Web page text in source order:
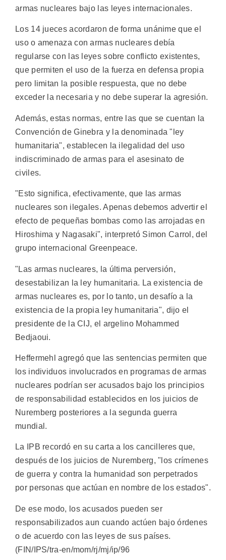
armas nucleares bajo las leyes internacionales.
Los 14 jueces acordaron de forma unánime que el
uso o amenaza con armas nucleares debía
regularse con las leyes sobre conflicto existentes,
que permiten el uso de la fuerza en defensa propia
pero limitan la posible respuesta, que no debe
exceder la necesaria y no debe superar la agresión.
Además, estas normas, entre las que se cuentan la
Convención de Ginebra y la denominada "ley
humanitaria", establecen la ilegalidad del uso
indiscriminado de armas para el asesinato de
civiles.
"Esto significa, efectivamente, que las armas
nucleares son ilegales. Apenas debemos advertir el
efecto de pequeñas bombas como las arrojadas en
Hiroshima y Nagasaki", interpretó Simon Carrol, del
grupo internacional Greenpeace.
"Las armas nucleares, la última perversión,
desestabilizan la ley humanitaria. La existencia de
armas nucleares es, por lo tanto, un desafío a la
existencia de la propia ley humanitaria", dijo el
presidente de la CIJ, el argelino Mohammed
Bedjaoui.
Heffermehl agregó que las sentencias permiten que
los individuos involucrados en programas de armas
nucleares podrían ser acusados bajo los principios
de responsabilidad establecidos en los juicios de
Nuremberg posteriores a la segunda guerra
mundial.
La IPB recordó en su carta a los cancilleres que,
después de los juicios de Nuremberg, "los crímenes
de guerra y contra la humanidad son perpetrados
por personas que actúan en nombre de los estados".
De ese modo, los acusados pueden ser
responsabilizados aun cuando actúen bajo órdenes
o de acuerdo con las leyes de sus países.
(FIN/IPS/tra-en/mom/rj/mj/ip/96